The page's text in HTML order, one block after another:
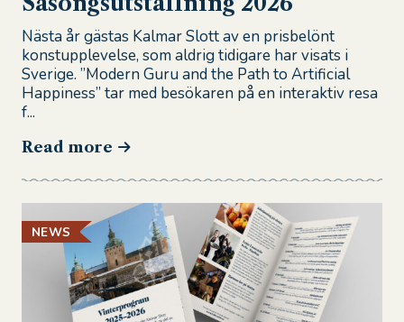
Nästa år gästas Kalmar Slott av en prisbelönt
konstupplevelse, som aldrig tidigare har visats i
Sverige. ”Modern Guru and the Path to Artificial
Happiness” tar med besökaren på en interaktiv resa
f...
Read more
NEWS